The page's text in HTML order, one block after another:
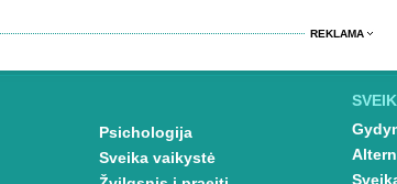
REKLAMA
Psichologija
Sveika vaikystė